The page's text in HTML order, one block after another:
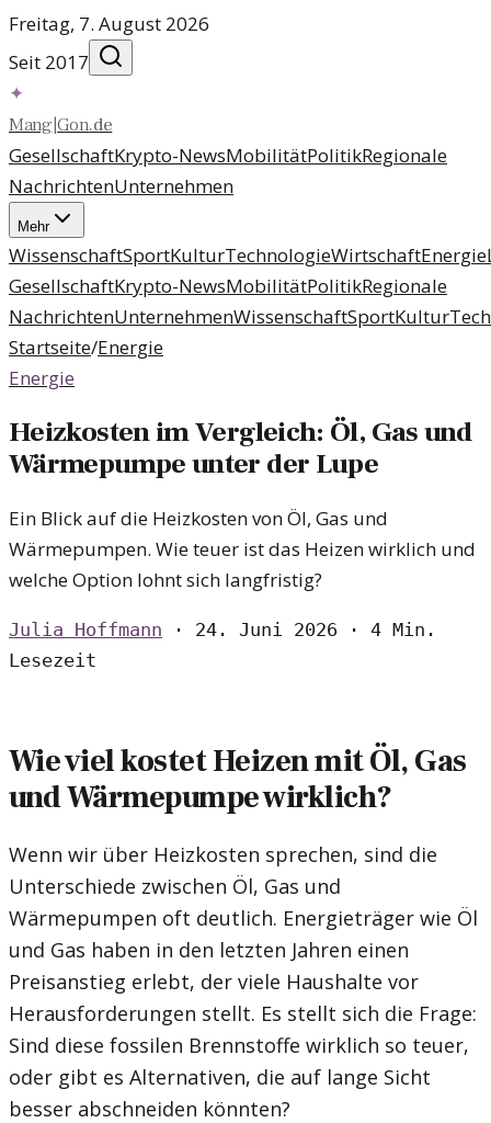
Freitag, 7. August 2026
Seit 2017
✦
Mang|Gon.de
GesellschaftKrypto-NewsMobilitätPolitikRegionale
NachrichtenUnternehmen
Mehr
WissenschaftSportKulturTechnologieWirtschaftEnergie
GesellschaftKrypto-NewsMobilitätPolitikRegionale
NachrichtenUnternehmenWissenschaftSportKultur
Startseite/Energie
Energie
Heizkosten im Vergleich: Öl, Gas und
Wärmepumpe unter der Lupe
Ein Blick auf die Heizkosten von Öl, Gas und
Wärmepumpen. Wie teuer ist das Heizen wirklich und
welche Option lohnt sich langfristig?
Julia Hoffmann · 24. Juni 2026 · 4 Min.
Lesezeit
Wie viel kostet Heizen mit Öl, Gas
und Wärmepumpe wirklich?
Wenn wir über Heizkosten sprechen, sind die
Unterschiede zwischen Öl, Gas und
Wärmepumpen oft deutlich. Energieträger wie Öl
und Gas haben in den letzten Jahren einen
Preisanstieg erlebt, der viele Haushalte vor
Herausforderungen stellt. Es stellt sich die Frage:
Sind diese fossilen Brennstoffe wirklich so teuer,
oder gibt es Alternativen, die auf lange Sicht
besser abschneiden könnten?